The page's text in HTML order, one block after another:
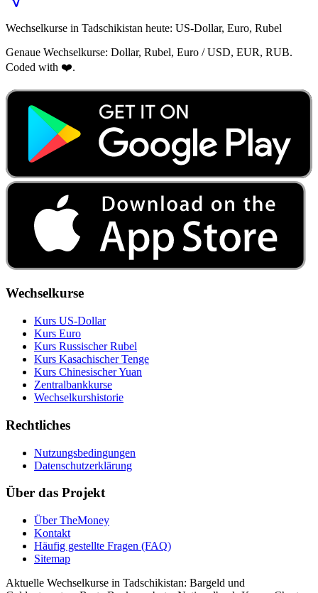
Wechselkurse in Tadschikistan heute: US‑Dollar, Euro, Rubel
Genaue Wechselkurse: Dollar, Rubel, Euro / USD, EUR, RUB.
Coded with ❤️.
Wechselkurse
Kurs US‑Dollar
Kurs Euro
Kurs Russischer Rubel
Kurs Kasachischer Tenge
Kurs Chinesischer Yuan
Zentralbankkurse
Wechselkurshistorie
Rechtliches
Nutzungsbedingungen
Datenschutzerklärung
Über das Projekt
Über TheMoney
Kontakt
Häufig gestellte Fragen (FAQ)
Sitemap
Aktuelle Wechselkurse in Tadschikistan: Bargeld und